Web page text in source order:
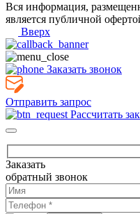
Вся информация,
является публичной
Вверх
Заказать звонок
Отправить запрос
Рассчитать
Заказать
обратный звонок